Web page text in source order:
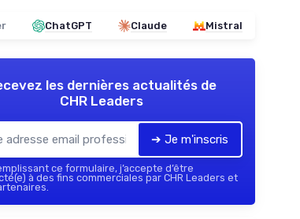
ChatGPT Claude Mistral
les dernières actualités de
CHR Leaders
➔ Je m'inscris
ce formulaire, j’accepte d’être
à des fins commerciales par CHR Leaders et